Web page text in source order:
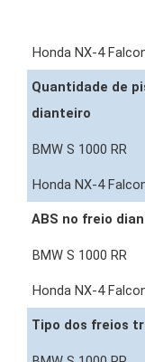
Quantidade de
dianteiro
ABS no freio
Tipo dos freios